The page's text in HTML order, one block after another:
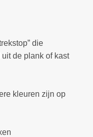
die
de plank of kast
kleuren zijn op